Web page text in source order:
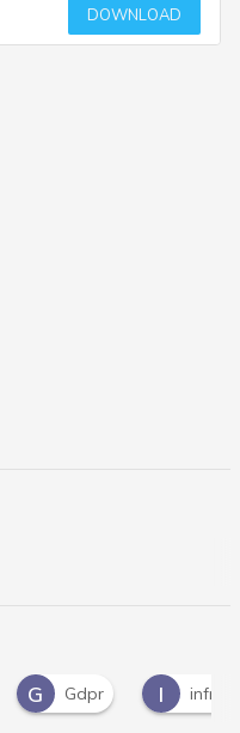
DOWNLOAD
R Risk Management